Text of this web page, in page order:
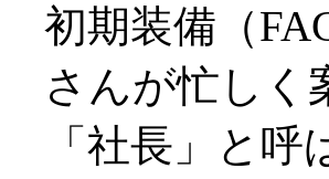
初期装備（
さんが忙しく
「社長」と